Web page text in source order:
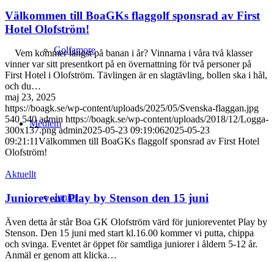
Golfamore
Medlem
Junior
Välkommen till BoaGKs flaggolf sponsrad av First
Hotel Olofström!
Vem kommer längst på banan i år? Vinnarna i våra två klasser
vinner var sitt presentkort på en övernattning för två personer på
First Hotel i Olofström. Tävlingen är en slagtävling, bollen ska i hål,
och du…
maj 23, 2025
https://boagk.se/wp-content/uploads/2025/05/Svenska-flaggan.jpg
540 540 admin https://boagk.se/wp-content/uploads/2018/12/Logga-
300x137.png admin2025-05-23 09:19:062025-05-23
09:21:11Välkommen till BoaGKs flaggolf sponsrad av First Hotel
Olofström!
Aktuellt
Juniorevent Play by Stenson den 15 juni
Även detta år står Boa GK Olofström värd för junioreventet Play by
Stenson. Den 15 juni med start kl.16.00 kommer vi putta, chippa
och svinga. Eventet är öppet för samtliga juniorer i åldern 5-12 år.
Anmäl er genom att klicka…